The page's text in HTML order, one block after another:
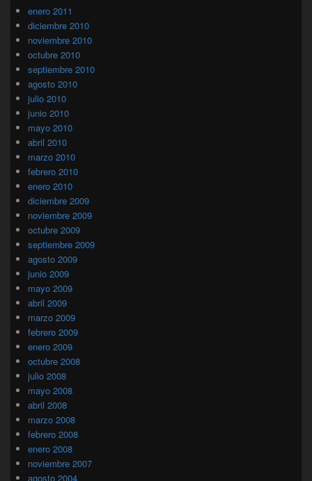
enero 2011
diciembre 2010
noviembre 2010
octubre 2010
septiembre 2010
agosto 2010
julio 2010
junio 2010
mayo 2010
abril 2010
marzo 2010
febrero 2010
enero 2010
diciembre 2009
noviembre 2009
octubre 2009
septiembre 2009
agosto 2009
junio 2009
mayo 2009
abril 2009
marzo 2009
febrero 2009
enero 2009
octubre 2008
julio 2008
mayo 2008
abril 2008
marzo 2008
febrero 2008
enero 2008
noviembre 2007
agosto 2004